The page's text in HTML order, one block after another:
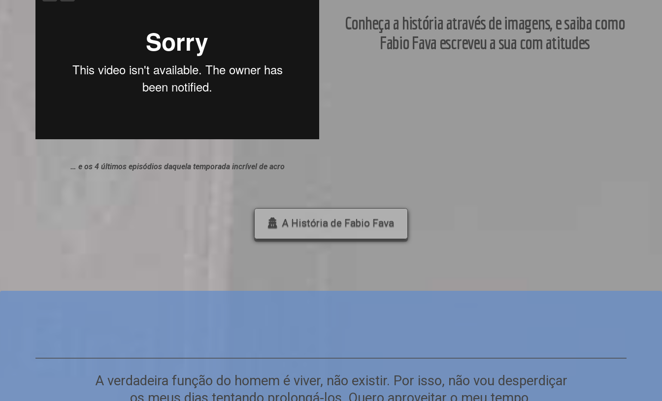
… e os 4 últimos episódios daquela temporada incrível de acro
Conheça a história através de imagens, e saiba como
Fabio Fava escreveu a sua com atitudes
A História de Fabio Fava
A verdadeira função do homem é viver, não existir. Por isso, não vou desperdiçar